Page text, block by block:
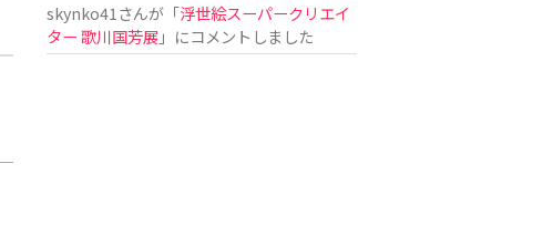
skynko41 さんが「浮世絵スーパークリエイ
ター 歌川国芳展 」にコメントしました